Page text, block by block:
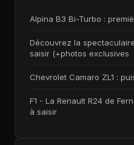
Alpina B3 Bi-Turbo :
Découvrez la
saisir (+photos exclusives
Chevrolet Camaro ZL1 :
F1 - La Renault R24 de
à saisir